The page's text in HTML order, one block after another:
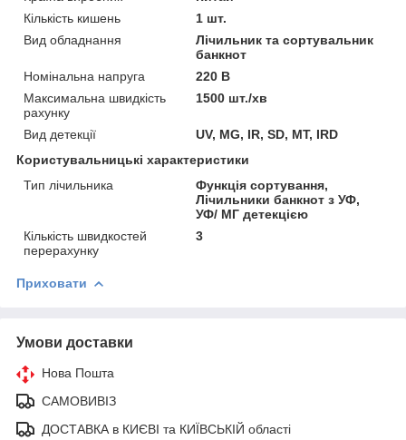
Кількість кишень
1 шт.
Вид обладнання
Лічильник та сортувальник
банкнот
Номінальна напруга
220 В
Максимальна швидкість
рахунку
1500 шт./хв
Вид детекції
UV, MG, IR, SD, MT, IRD
Користувальницькі характеристики
Тип лічильника
Функція сортування,
Лічильники банкнот з УФ,
УФ/ МГ детекцією
Кількість швидкостей
перерахунку
3
Приховати
Умови доставки
Нова Пошта
САМОВИВІЗ
ДОСТАВКА в КИЄВІ та КИЇВСЬКІЙ області